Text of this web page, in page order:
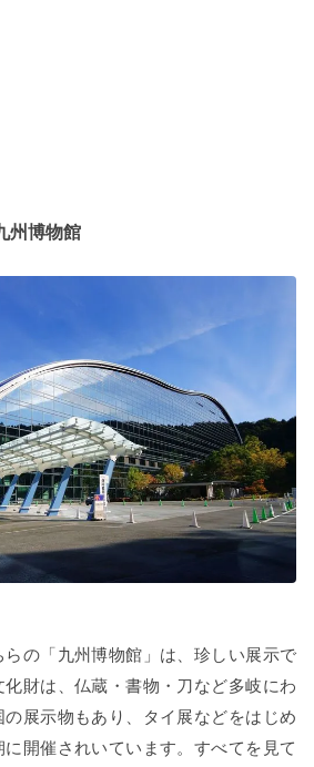
州博物館
の「九州博物館」は、珍しい展示で
財は、仏蔵・書物・刀など多岐にわ
展示物もあり、タイ展などをはじめ
開催されいています。すべてを見て